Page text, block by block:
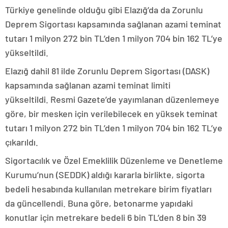
Türkiye genelinde olduğu gibi Elazığ’da da Zorunlu
Deprem Sigortası kapsamında sağlanan azami teminat
tutarı 1 milyon 272 bin TL’den 1 milyon 704 bin 162 TL’ye
yükseltildi.
Elazığ dahil 81 ilde Zorunlu Deprem Sigortası (DASK)
kapsamında sağlanan azami teminat limiti
yükseltildi. Resmi Gazete’de yayımlanan düzenlemeye
göre, bir mesken için verilebilecek en yüksek teminat
tutarı 1 milyon 272 bin TL’den 1 milyon 704 bin 162 TL’ye
çıkarıldı.
Sigortacılık ve Özel Emeklilik Düzenleme ve Denetleme
Kurumu’nun (SEDDK) aldığı kararla birlikte, sigorta
bedeli hesabında kullanılan metrekare birim fiyatları
da güncellendi. Buna göre, betonarme yapıdaki
konutlar için metrekare bedeli 6 bin TL’den 8 bin 39